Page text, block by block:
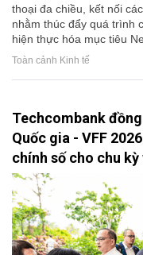
thoại đa chiều, kết nối
nhằm thúc đẩy quá trình
hiện thực hóa mục tiêu
Toàn cảnh Kinh tế
Techcombank
Quốc gia - VFF
chính số cho chu